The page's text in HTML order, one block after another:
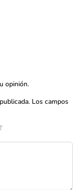
opinión.
Los campos